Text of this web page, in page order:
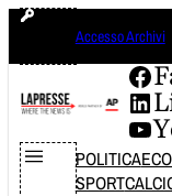
Vai
contenuto
Accesso Archivi
POLITICA
SPORT